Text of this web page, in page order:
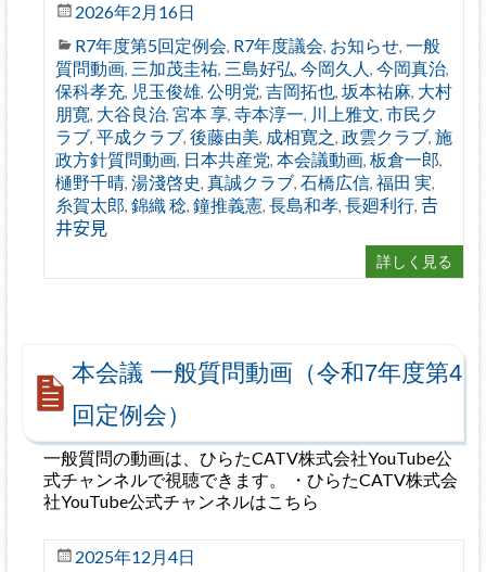
2026年2月16日
R7年度第5回定例会, R7年度議会, お知らせ, 一般
質問動画, 三加茂圭祐, 三島好弘, 今岡久人 , 今岡真治,
保科孝充, 児玉俊雄, 公明党, 吉岡拓也, 坂本祐麻, 大村
朋寛, 大谷良治, 宮本 享, 寺本淳一, 川上雅文, 市民ク
ラブ, 平成クラブ, 後藤由美, 成相寛之, 政雲クラブ, 施
政方針質問動画, 日本共産党, 本会議動画, 板倉一郎,
樋野千晴, 湯淺啓史, 真誠クラブ, 石橋広信, 福田 実,
糸賀太郎, 錦織 稔, 鐘推義憲, 長島和孝, 長廻利行, 𠮷
井安見
詳しく見る
本会議 一般質問動画（令和7年度第4
回定例会）
一般質問の動画は、ひらたCATV株式会社YouTube公
式チャンネルで視聴できます。 ・ひらたCATV株式会
社YouTube公式チャンネルはこちら
2025年12月4日